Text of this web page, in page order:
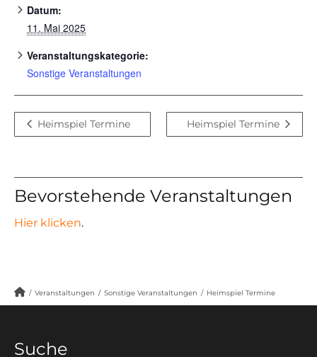
Datum:
11. Mai 2025
Veranstaltungskategorie:
Sonstige Veranstaltungen
Heimspiel Termine Heimspiel Termine
Bevorstehende Veranstaltungen
Hier klicken.
/ Veranstaltungen / Sonstige Veranstaltungen / Heimspiel Termine
Suche